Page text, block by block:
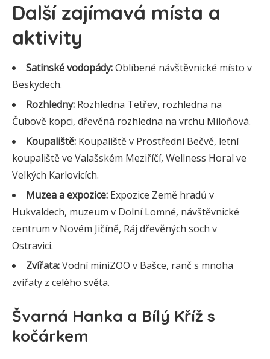
Další zajímavá místa a
aktivity
Satinské vodopády:Oblíbené návštěvnické místo v
Beskydech.
Rozhledny: Rozhledna Tetřev, rozhledna na
Čubově kopci, dřevěná rozhledna na vrchu Miloňová.
Koupaliště: Koupaliště v Prostřední Bečvě, letní
koupaliště ve Valašském Meziříčí, Wellness Horal ve
Velkých Karlovicích.
Muzea a expozice: Expozice Země hradů v
Hukvaldech, muzeum v Dolní Lomné, návštěvnické
centrum v Novém Jičíně, Ráj dřevěných soch v
Ostravici.
Zvířata:Vodní miniZOO v Bašce, ranč s mnoha
zvířaty z celého světa.
Švarná Hanka a Bílý Kříž s
kočárkem